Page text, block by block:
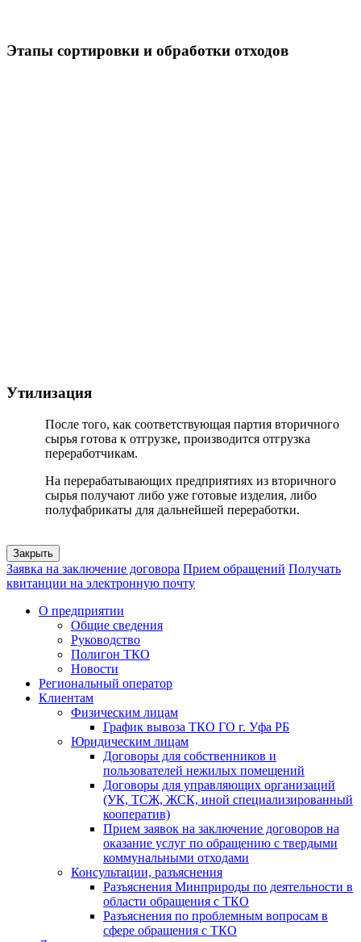
Этапы сортировки и обработки отходов
Утилизация
После того, как соответствующая партия вторичного
сырья готова к отгрузке, производится отгрузка
переработчикам.
На перерабатывающих предприятиях из вторичного
сырья получают либо уже готовые изделия, либо
полуфабрикаты для дальнейшей переработки.
Закрыть
Заявка на заключение договора Прием обращений Получать
квитанции на электронную почту
О предприятии
Общие сведения
Руководство
Полигон ТКО
Новости
Региональный оператор
Клиентам
Физическим лицам
График вывоза ТКО ГО г. Уфа РБ
Юридическим лицам
Договоры для собственников и
пользователей нежилых помещений
Договоры для управляющих организаций
(УК, ТСЖ, ЖСК, иной специализированный
кооператив)
Прием заявок на заключение договоров на
оказание услуг по обращению с твердыми
коммунальными отходами
Консультации, разъяснения
Разъяснения Минприроды по деятельности в
области обращения с ТКО
Разъяснения по проблемным вопросам в
сфере обращения с ТКО